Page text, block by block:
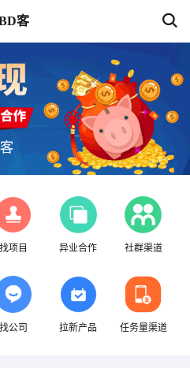
客
找项目 异业合作 社群渠道
找公司 拉新产品 任务量渠道